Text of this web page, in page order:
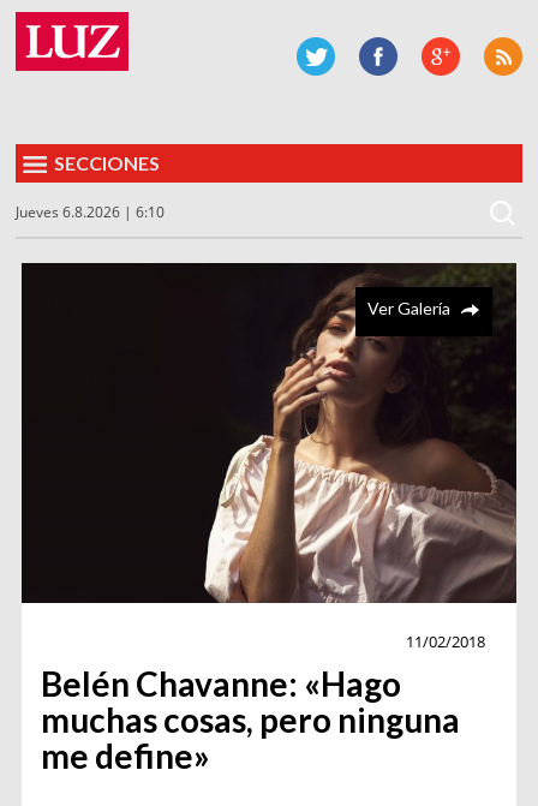
SECCIONES
Jueves 6.8.2026 | 6:10
Ver Galería
11/02/2018
Belén Chavanne: «Hago
muchas cosas, pero ninguna
me define»